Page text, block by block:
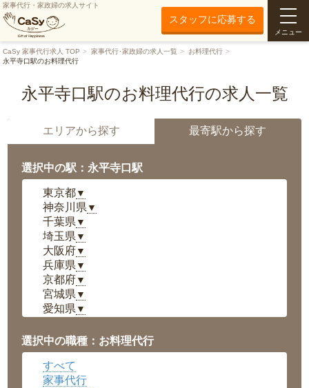
家事代行・家政婦の求人サイト
スタッフに応募する
メニュー
CaSy 家事代行求人 TOP 家事代行･家政婦の求人一覧
お料理代行
永平寺口駅のお料理代行
永平寺口駅のお料理代行の求人一覧
エリアから探す 最寄駅から探す
選択中の駅：永平寺口駅
東京都▼
神奈川県 ▼
千葉県 ▼
埼玉県 ▼
大阪府▼
兵庫県 ▼
京都府▼
宮城県 ▼
愛知県 ▼
岡山県▼
広島県▼
沖縄県
選択中の職種：お料理代行
すべて
家事代行